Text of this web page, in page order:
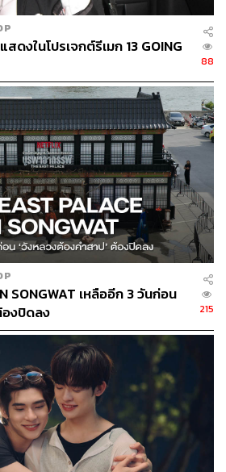
ดงในโปรเจกต์รีเมก 13 GOING
88
SONGWAT เหลืออีก 3 วันก่อน
องปิดลง
215